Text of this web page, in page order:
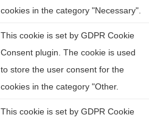
cookies in the category "Necessary".
This cookie is set by GDPR Cookie
Consent plugin. The cookie is used
to store the user consent for the
cookies in the category "Other.
This cookie is set by GDPR Cookie